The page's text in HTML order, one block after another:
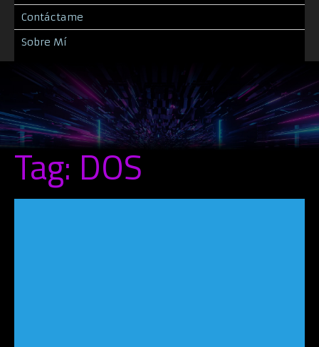
Contáctame
Sobre Mí
Tag: DOS